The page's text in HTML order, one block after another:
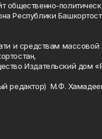
общественно-
Республики
и средствам
Издательский дом
редактор) М.Ф.